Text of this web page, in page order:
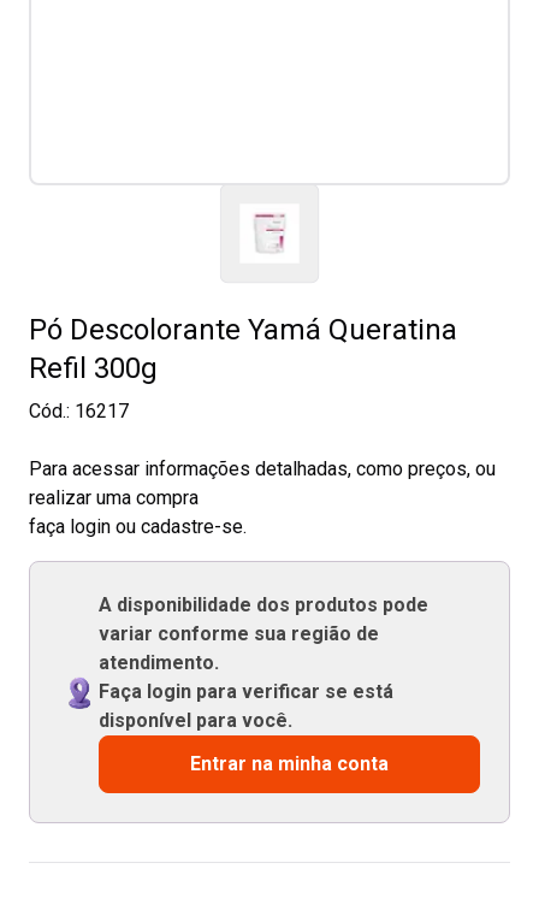
Pó Descolorante Yamá Queratina
Refil 300g
Cód.: 16217
Para acessar informações detalhadas, como preços, ou
realizar uma compra
faça login ou cadastre-se.
A disponibilidade dos produtos pode
variar conforme sua região de
atendimento.
Faça login para verificar se está
disponível para você.
Entrar na minha conta